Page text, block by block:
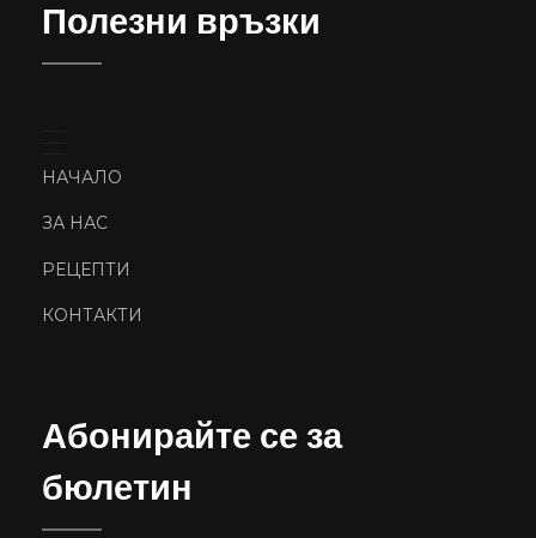
Полезни връзки
НАЧАЛО
ЗА НАС
РЕЦЕПТИ
КОНТАКТИ
Абонирайте се за
бюлетин